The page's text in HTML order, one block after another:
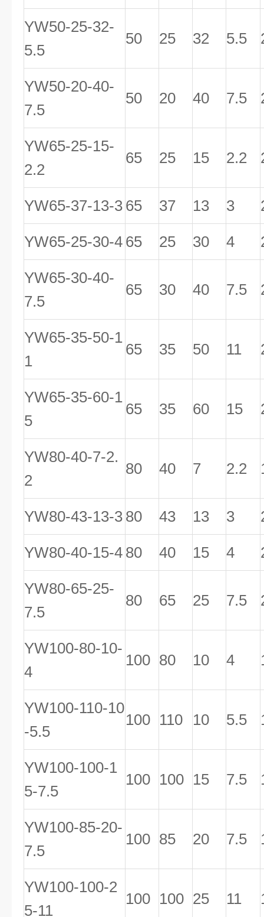
YW50-25-32-
5.5
50 25 32 5.5
YW50-20-40-
7.5
50 20 40 7.5
YW65-25-15-
2.2
65 25 15 2.2
YW65-37-13-3 65 37 13 3
YW65-25-30-4 65 25 30 4
YW65-30-40-
7.5
65 30 40 7.5
YW65-35-50-1
1
65 35 50 11
YW65-35-60-1
5
65 35 60 15
YW80-40-7-2.
2
80 40 7 2.2
YW80-43-13-3 80 43 13 3
YW80-40-15-4 80 40 15 4
YW80-65-25-
7.5
80 65 25 7.5
YW100-80-10-
4
100 80 10 4
YW100-110-10
-5.5
100 110 10 5.5
YW100-100-1
5-7.5
100 100 15 7.5
YW100-85-20-
7.5
100 85 20 7.5
YW100-100-2
5-11
100 100 25 11